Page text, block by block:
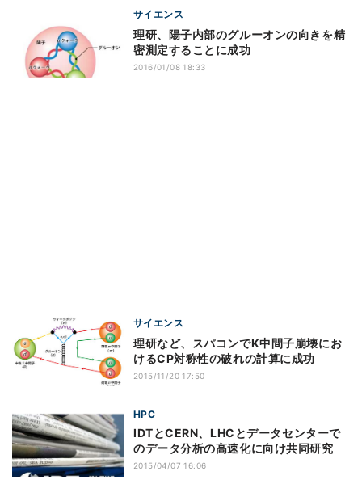
サイエンス
理研、陽子内部のグルーオンの向きを精
密測定することに成功
2016/01/08 18:33
サイエンス
理研など、スパコンでK中間子崩壊にお
けるCP対称性の破れの計算に成功
2015/11/20 17:50
HPC
IDTとCERN、LHCとデータセンターで
のデータ分析の高速化に向け共同研究
2015/04/07 16:06